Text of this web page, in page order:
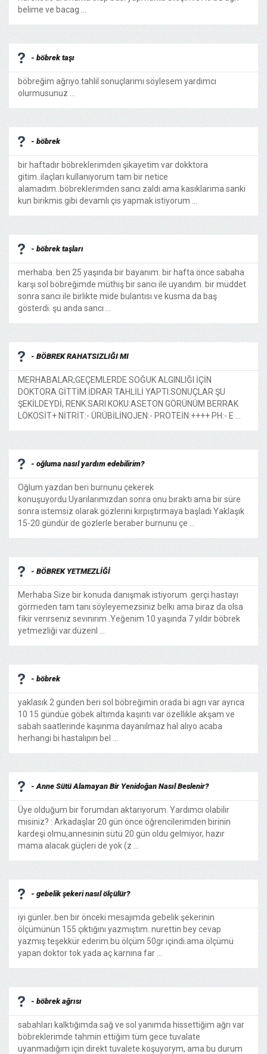
belime ve bacag ...
- böbrek taşı
böbreğim ağrıyo.tahlil sonuçlarımı söylesem yardımcı
olurmusunuz ...
- böbrek
bir haftadır böbreklerimden şikayetim var dokktora
gitim..ilaçları kullanıyorum tam bir netice
alamadım..böbreklerimden sancı zaldı ama kasıklarıma sanki
kun birikmis gibi devamlı çis yapmak istiyorum ...
- böbrek taşları
merhaba. ben 25 yaşında bir bayanım. bir hafta önce sabaha
karşı sol böbreğimde müthiş bir sancı ile uyandım. bir müddet
sonra sancı ile birlikte mide bulantısı ve kusma da baş
gösterdi. şu anda sancı ...
- BÖBREK RAHATSIZLIĞI MI
MERHABALAR;GEÇEMLERDE SOĞUK ALGINLIĞI İÇİN
DOKTORA GİTTİM.İDRAR TAHLİLİ YAPTI.SONUÇLAR ŞU
ŞEKİLDEYDİ, RENK:SARI KOKU:ASETON GÖRÜNÜM BERRAK
LÖKOSİT+ NİTRİT:- ÜRÜBİLİNOJEN:- PROTEİN:++++ PH:- E ...
- oğluma nasıl yardım edebilirim?
Oğlum yazdan beri burnunu çekerek
konuşuyordu.Uyarılarımızdan sonra onu bıraktı ama bir süre
sonra istemsiz olarak gözlerini kırpıştırmaya başladı.Yaklaşık
15-20 gündür de gözlerle beraber burnunu çe ...
- BÖBREK YETMEZLİĞİ
Merhaba Size bir konuda danışmak istiyorum .gerçi hastayı
görmeden tam tanı söyleyemezsiniz belkı ama biraz da olsa
fikir verırsenız sevınırım .Yeğenim 10 yaşında 7 yıldır böbrek
yetmezliği var.düzenl ...
- böbrek
yaklasık 2 günden beri sol böbreğimin orada bi agrı var ayrıca
10 15 gündüe göbek altımda kaşıntı var özellikle akşam ve
sabah saatlerinde kaşınma dayanılmaz hal alıyo acaba
herhangi bi hastalıpın bel ...
- Anne Sütü Alamayan Bir Yenidoğan Nasıl Beslenir?
Üye olduğum bir forumdan aktarıyorum. Yardımcı olabilir
misiniz? : Arkadaşlar 20 gün önce öğrencilerimden birinin
kardeşi olmu,annesinin sütü 20 gün oldu gelmiyor, hazır
mama alacak güçleri de yok (z ...
- gebelik şekeri nasıl ölçülür?
iyi günler..ben bir önceki mesajımda gebelik şekerinin
ölçümünün 155 çıktığını yazmıştım..nurettin bey cevap
yazmış.teşekkür ederim.bu ölçüm 50gr içindi.ama ölçümü
yapan doktor tok yada aç karnına far ...
- böbrek ağrısı
sabahları kalktığımda sağ ve sol yanımda hissettiğim ağrı var
böbreklerimde tahmin ettiğim tüm gece tuvalate
uyanmadığım için direkt tuvalete koşuyorym, ama bu durum